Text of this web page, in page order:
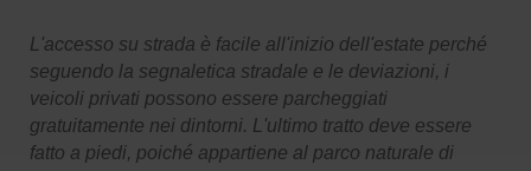
L'accesso su strada è facile all'inizio dell'estate perché
seguendo la segnaletica stradale e le deviazioni, i
veicoli privati possono essere parcheggiati
gratuitamente nei dintorni. L'ultimo tratto deve essere
fatto a piedi, poiché appartiene al parco naturale di